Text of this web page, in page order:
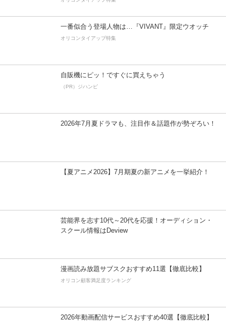
一番似合う登場人物は…『VIVANT』限定ウオッチ
オリコンタイアップ特集
自販機にピッ！ですぐに買えちゃう
（PR）ジハンピ
2026年7月夏ドラマも、注目作＆話題作が勢ぞろい！
【夏アニメ2026】7月期夏の新アニメを一挙紹介！
芸能界を志す10代～20代を応援！オーディション・
スクール情報はDeview
漫画読み放題サブスクおすすめ11選【徹底比較】
オリコン顧客満足度ランキング
2026年動画配信サービスおすすめ40選【徹底比較】